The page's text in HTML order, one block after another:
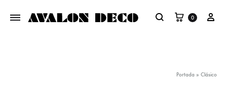
Buscar
Carrito
0
Portada » Clásico